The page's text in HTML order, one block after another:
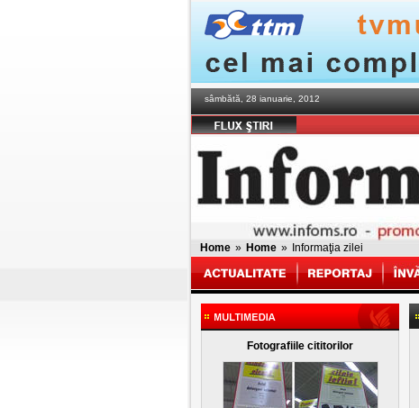
sâmbătă, 28 ianuarie, 2012
Home » Home » Informaţia zilei
Fotografiile cititorilor